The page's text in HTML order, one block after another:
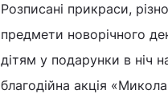
Розписані прикраси,
предмети новорічного
дітям у подарунки в ніч
благодійна акція